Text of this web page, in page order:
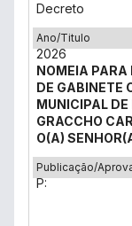
Decreto
Ano/Titulo
2026
NOMEIA PARA
DE GABINETE
MUNICIPAL
GRACCHO
O(A)
Publicação/
P: